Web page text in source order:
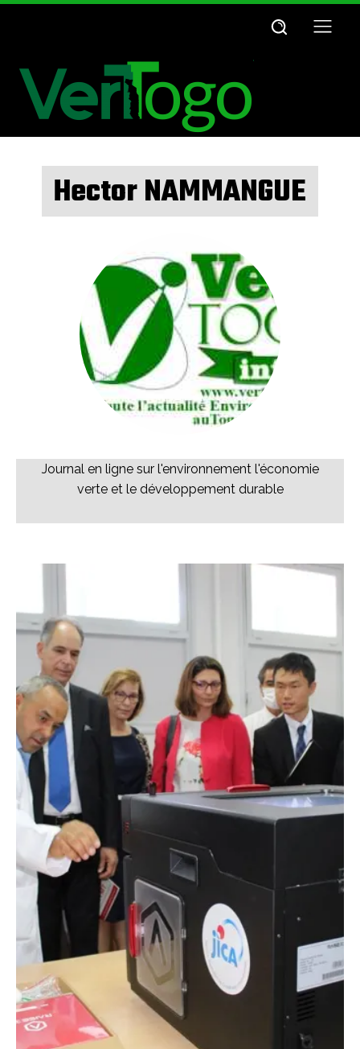
Hector NAMMANGUE
Journal en ligne sur l'environnement l'économie
verte et le développement durable